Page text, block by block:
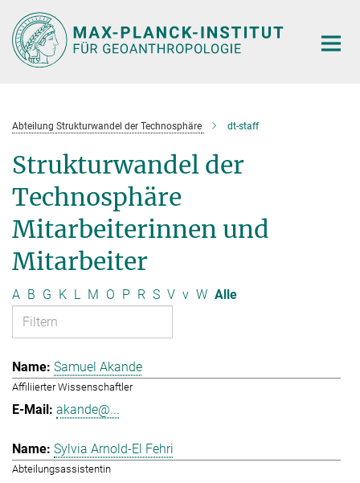
Hauptinhalt
Abteilung Strukturwandel der Technosphäre dt-staff
Strukturwandel der
Technosphäre
Mitarbeiterinnen und
Mitarbeiter
A B G K L M O P R S V v W Alle
Samuel Akande
Affiliierter Wissenschaftler
akande@...
Sylvia Arnold-El Fehri
Abteilungsassistentin